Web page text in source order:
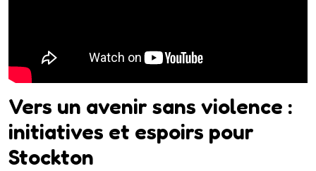
Vers un avenir sans violence :
initiatives et espoirs pour
Stockton